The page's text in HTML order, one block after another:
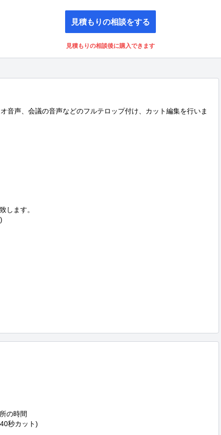
見積もりの相談をする
見積もりの相談後に購入できます
音声、会議の音声などのフルテロップ付け、カット編集を行いま
します。
の時間
秒カット)